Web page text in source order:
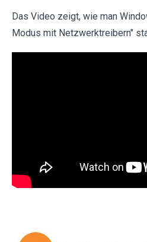
Das Video zeigt, wie man
Modus mit Netzwerktreibern"